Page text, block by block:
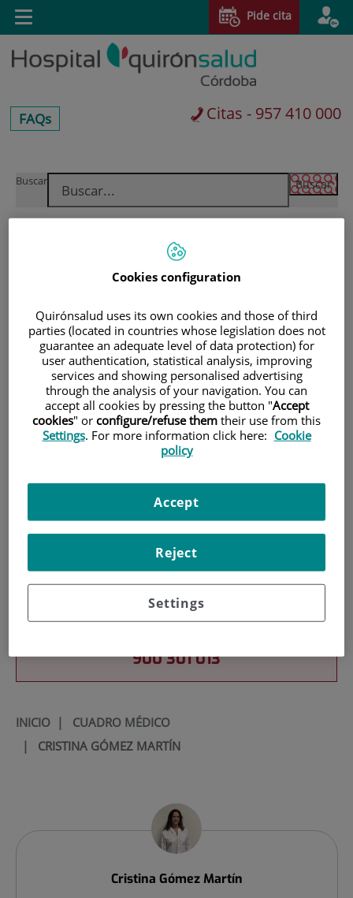
Saltar al contenido
centros-
faq
FAQs Citas - 957 410 000
Buscar
Toggle
navigation
Pide cita
Pacientes y visitantes
Cartera de servicios
900 301 013
INICIO| CUADRO MÉDICO
| CRISTINA GÓMEZ MARTÍN
Cristina Gómez Martín
Cookies configuration
Quirónsalud uses its own cookies and those of third
parties (located in countries whose legislation does not
guarantee an adequate level of data protection) for
user authentication, statistical analysis, improving
services and showing personalised advertising
through the analysis of your navigation. You can
accept all cookies by pressing the button "Accept
cookies" or configure/refuse them their use from this
Settings. For more information click here: Cookie
policy
Settings
Reject
Accept